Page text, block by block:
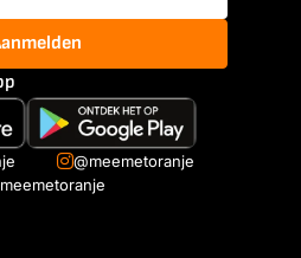
@meemetoranje